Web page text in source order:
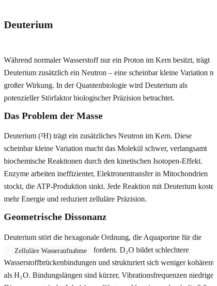
Deuterium
Während normaler Wasserstoff nur ein Proton im Kern besitzt, trägt
Deuterium zusätzlich ein Neutron – eine scheinbar kleine Variation
großer Wirkung. In der Quantenbiologie wird Deuterium als
potenzieller Störfaktor biologischer Präzision betrachtet.
Das Problem der Masse
Deuterium (²H) trägt ein zusätzliches Neutron im Kern. Diese
scheinbar kleine Variation macht das Molekül schwer, verlangsamt
biochemische Reaktionen durch den kinetischen Isotopen-Effekt.
Enzyme arbeiten ineffizienter, Elektronentransfer in Mitochondrien
stockt, die ATP-Produktion sinkt. Jede Reaktion mit Deuterium kostet
mehr Energie und reduziert zelluläre Präzision.
Geometrische Dissonanz
Deuterium stört die hexagonale Ordnung, die Aquaporine für die
Zelluläre Wasseraufnahme
fordern. D₂O bildet schlechtere
Wasserstoffbrückenbindungen und strukturiert sich weniger kohärent
als H₂O. Bindungslängen sind kürzer, Vibrationsfrequenzen niedriger.